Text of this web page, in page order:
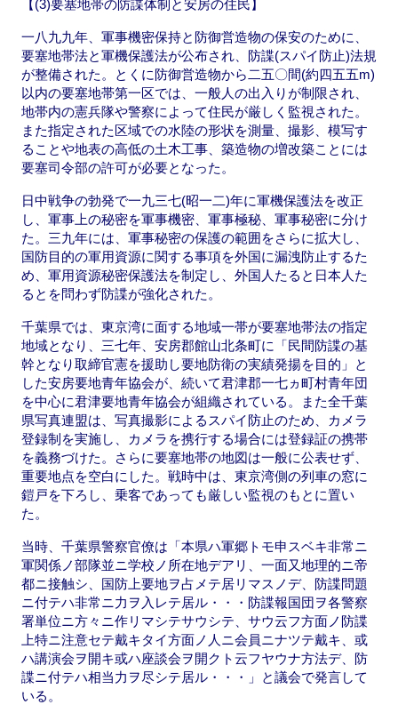
【(3)要塞地帯の防諜体制と安房の住民】
一八九九年、軍事機密保持と防御営造物の保安のために、
要塞地帯法と軍機保護法が公布され、防諜(スパイ防止)法規
が整備された。とくに防御営造物から二五〇間(約四五五m)
以内の要塞地帯第一区では、一般人の出入りが制限され、
地帯内の憲兵隊や警察によって住民が厳しく監視された。
また指定された区域での水陸の形状を測量、撮影、模写す
ることや地表の高低の土木工事、築造物の増改築ことには
要塞司令部の許可が必要となった。
日中戦争の勃発で一九三七(昭一二)年に軍機保護法を改正
し、軍事上の秘密を軍事機密、軍事極秘、軍事秘密に分け
た。三九年には、軍事秘密の保護の範囲をさらに拡大し、
国防目的の軍用資源に関する事項を外国に漏洩防止するた
め、軍用資源秘密保護法を制定し、外国人たると日本人た
るとを問わず防諜が強化された。
千葉県では、東京湾に面する地域一帯が要塞地帯法の指定
地域となり、三七年、安房郡館山北条町に「民間防諜の基
幹となり取締官憲を援助し要地防衛の実績発揚を目的」と
した安房要地青年協会が、続いて君津郡一七ヵ町村青年団
を中心に君津要地青年協会が組織されている。また全千葉
県写真連盟は、写真撮影によるスパイ防止のため、カメラ
登録制を実施し、カメラを携行する場合には登録証の携帯
を義務づけた。さらに要塞地帯の地図は一般に公表せず、
重要地点を空白にした。戦時中は、東京湾側の列車の窓に
鎧戸を下ろし、乗客であっても厳しい監視のもとに置い
た。
当時、千葉県警察官僚は「本県ハ軍郷トモ申スベキ非常ニ
軍関係ノ部隊並ニ学校ノ所在地デアリ、一面又地理的ニ帝
都ニ接触シ、国防上要地ヲ占メテ居リマスノデ、防諜問題
ニ付テハ非常ニ力ヲ入レテ居ル・・・防諜報国団ヲ各警察
署単位ニ方々ニ作リマシテサウシテ、サウ云フ方面ノ防諜
上特ニ注意セテ戴キタイ方面ノ人ニ会員ニナツテ戴キ、或
ハ講演会ヲ開キ或ハ座談会ヲ開クト云フヤウナ方法デ、防
諜ニ付テハ相当力ヲ尽シテ居ル・・・」と議会で発言して
いる。